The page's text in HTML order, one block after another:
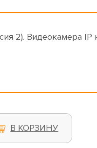
2). Видеокамера IP
В КОРЗИНУ